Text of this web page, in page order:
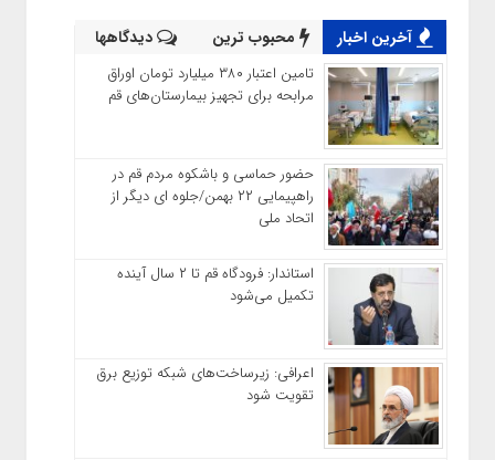
آخرین اخبار محبوب ترین دیدگاهها
تامین اعتبار ۳۸۰ میلیارد تومان اوراق
مرابحه برای تجهیز بیمارستان‌های قم
حضور حماسی و باشکوه مردم قم در
راهپیمایی ۲۲ بهمن/جلوه ای دیگر از
اتحاد ملی
استاندار: فرودگاه قم تا ۲ سال آینده
تکمیل می‌شود
اعرافی: زیرساخت‌های شبکه توزیع برق
تقویت شود